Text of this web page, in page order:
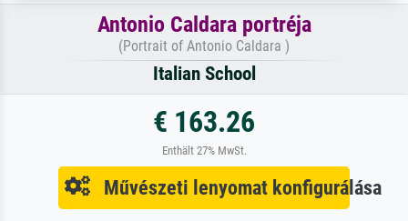
Antonio Caldara portréja
(Portrait of Antonio Caldara )
Italian School
€ 163.26
Enthält 27% MwSt.
Művészeti lenyomat konfigurálása